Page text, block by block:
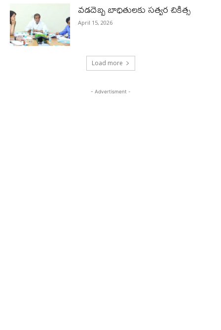
వడదెబ్బ బాధితులకు సత్వర చికిత్స
April 15, 2026
Load more
- Advertisment -